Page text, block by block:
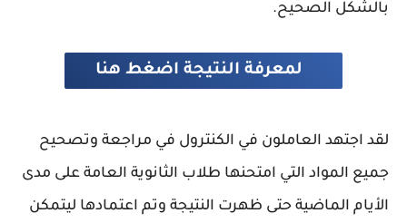
بالشكل الصحيح.
لمعرفة النتيجة اضغط هنا
لقد اجتهد العاملون في الكنترول في مراجعة وتصحيح
جميع المواد التي امتحنها طلاب الثانوية العامة على مدى
الأيام الماضية حتى ظهرت النتيجة وتم اعتمادها ليتمكن